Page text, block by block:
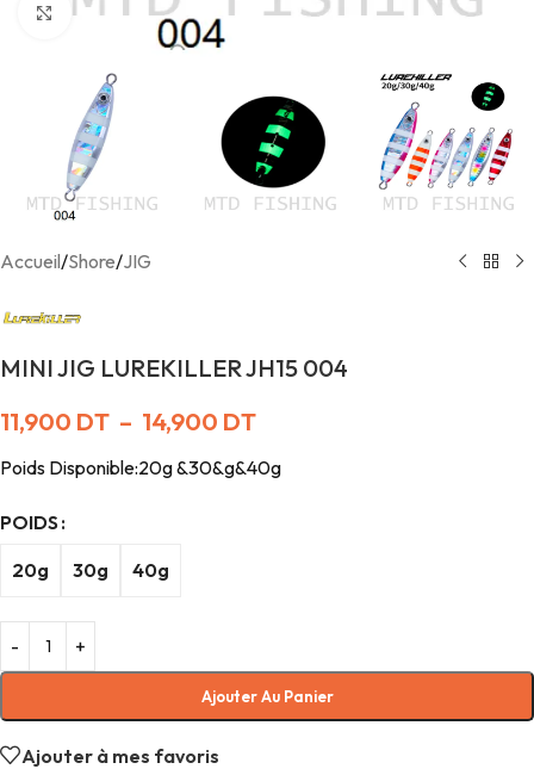
Agrandir
Accueil/Shore/JIG
MINI JIG LUREKILLER JH15 004
11,900 DT – 14,900 DT
Poids Disponible:20g &30&g&40g
POIDS
20g 30g 40g
Ajouter Au Panier
Ajouter à mes favoris